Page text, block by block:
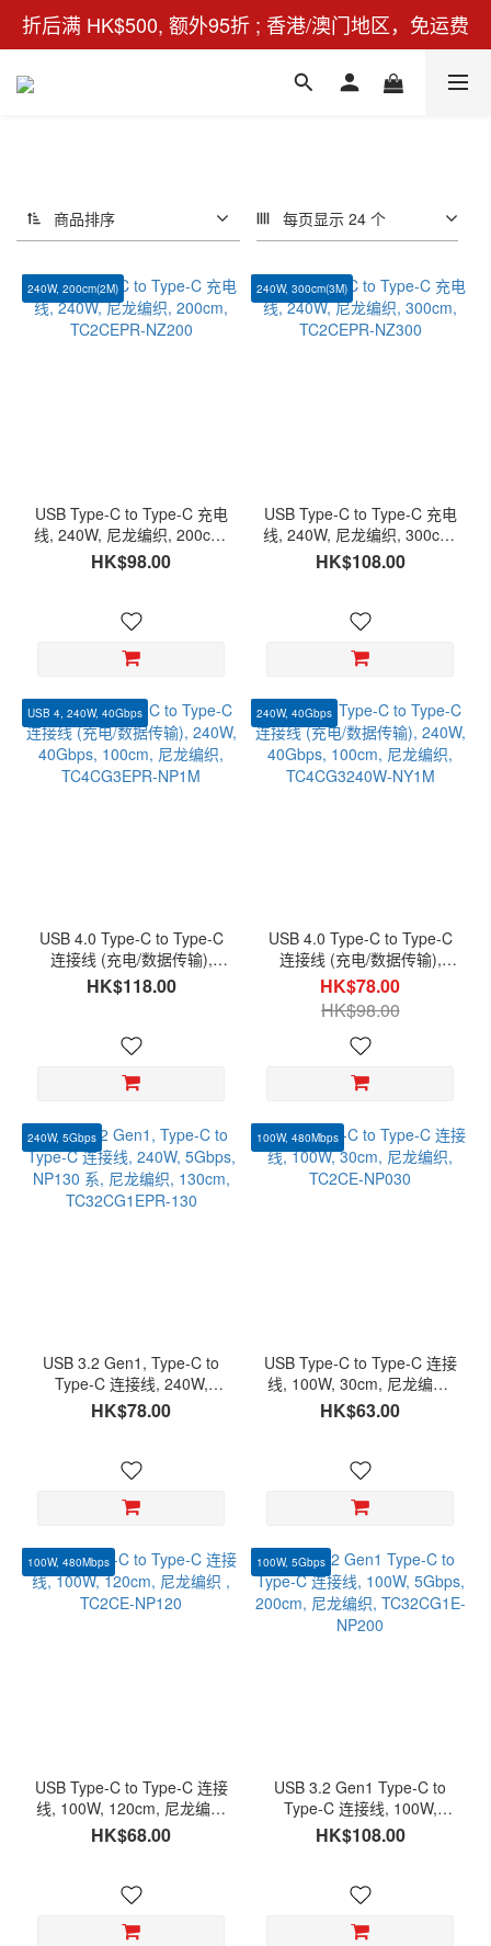
折后满 HK$500, 额外95折 ; 香港/澳门地区，免运费
商品排序 每页显示 24 个
240W, 200cm(2M)
USB Type-C to Type-C 充电
线, 240W, 尼龙编织, 200cm,
TC2CEPR-NZ200
HK$98.00
240W, 300cm(3M)
USB Type-C to Type-C 充电
线, 240W, 尼龙编织, 300cm,
TC2CEPR-NZ300
HK$108.00
USB 4, 240W, 40Gbps
USB 4.0 Type-C to Type-C
连接线 (充电/数据传输),
240W, 40Gbps, 100cm, 尼
龙编织, TC4CG3EPR-NP1M
HK$118.00
240W, 40Gbps
USB 4.0 Type-C to Type-C
连接线 (充电/数据传输),
240W, 40Gbps, 100cm, 尼
龙编织, TC4CG3240W-
NY1M
HK$78.00
HK$98.00
240W, 5Gbps
USB 3.2 Gen1, Type-C to
Type-C 连接线, 240W,
5Gbps, NP130 系, 尼龙编织,
130cm, TC32CG1EPR-130
HK$78.00
100W, 480Mbps
USB Type-C to Type-C 连接
线, 100W, 30cm, 尼龙编织,
TC2CE-NP030
HK$63.00
100W, 480Mbps
USB Type-C to Type-C 连接
线, 100W, 120cm, 尼龙编织
, TC2CE-NP120
HK$68.00
100W, 5Gbps
USB 3.2 Gen1 Type-C to
Type-C 连接线, 100W,
5Gbps, 200cm, 尼龙编织,
TC32CG1E-NP200
HK$108.00